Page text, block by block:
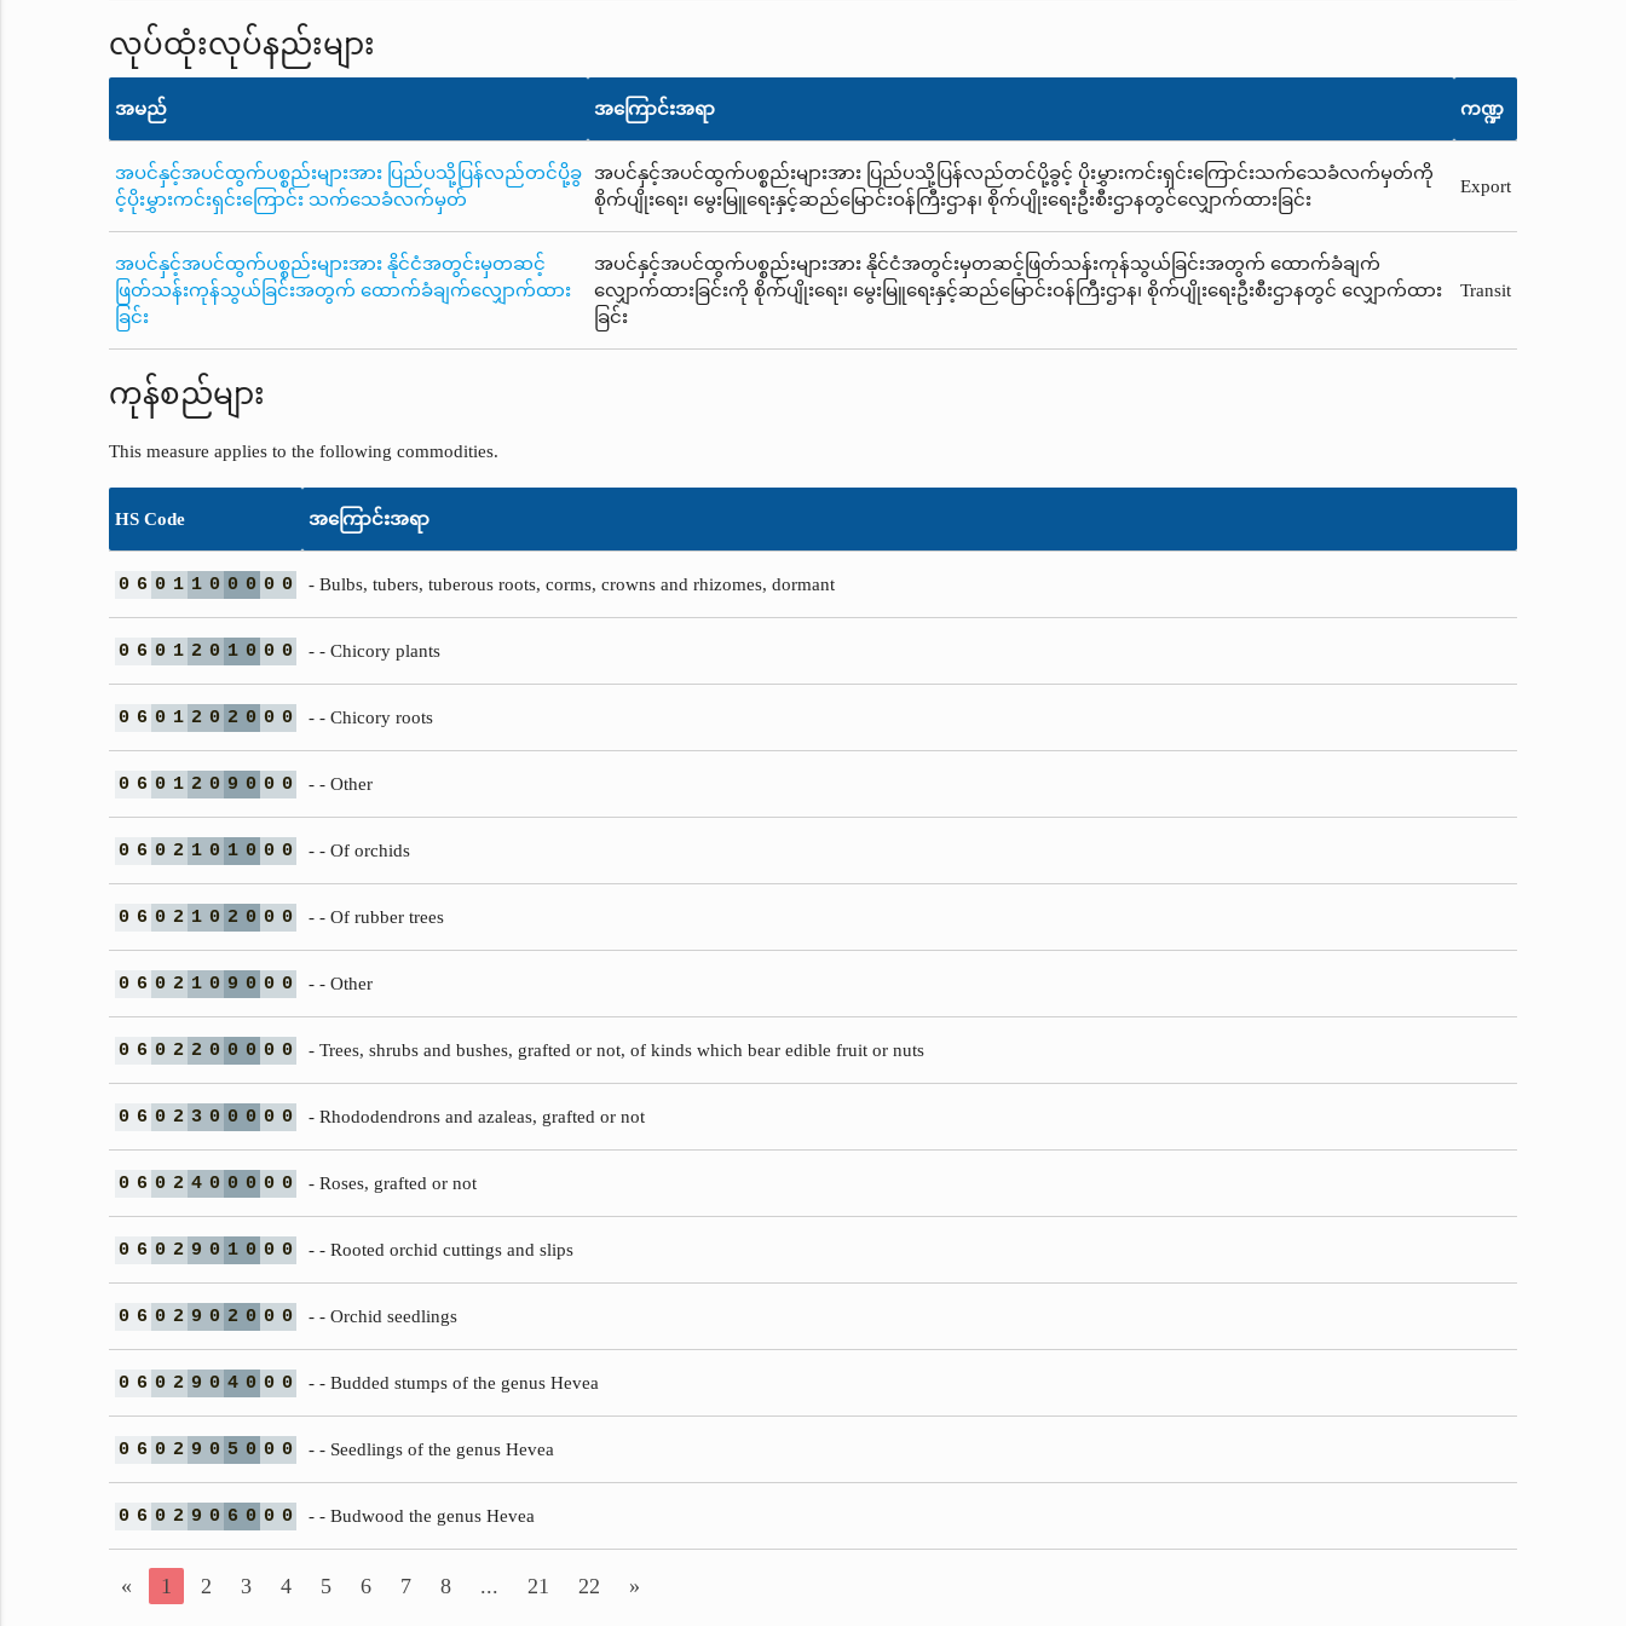
လုပ်ထုံးလုပ်နည်းများ
အမည် အကြောင်းအရာ ကဏ္ဍ
အပင်နှင့်အပင်ထွက်ပစ္စည်းများအား ပြည်ပသို့ပြန်လည်တင်ပို့ခွ
င့်ပိုးမွှားကင်းရှင်းကြောင်း သက်သေခံလက်မှတ်
အပင်နှင့်အပင်ထွက်ပစ္စည်းများအား ပြည်ပသို့ပြန်လည်တင်ပို့ခွင့် ပိုးမွှားကင်းရှင်းကြောင်းသက်သေခံလက်မှတ်ကို
စိုက်ပျိုးရေး၊ မွေးမြူရေးနှင့်ဆည်မြောင်းဝန်ကြီးဌာန၊ စိုက်ပျိုးရေးဦးစီးဌာနတွင်လျှောက်ထားခြင်း
Export
အပင်နှင့်အပင်ထွက်ပစ္စည်းများအား နိုင်ငံအတွင်းမှတဆင့်
ဖြတ်သန်းကုန်သွယ်ခြင်းအတွက် ထောက်ခံချက်လျှောက်ထား
ခြင်း
အပင်နှင့်အပင်ထွက်ပစ္စည်းများအား နိုင်ငံအတွင်းမှတဆင့်ဖြတ်သန်းကုန်သွယ်ခြင်းအတွက် ထောက်ခံချက်
လျှောက်ထားခြင်းကို စိုက်ပျိုးရေး၊ မွေးမြူရေးနှင့်ဆည်မြောင်းဝန်ကြီးဌာန၊ စိုက်ပျိုးရေးဦးစီးဌာနတွင် လျှောက်ထား
ခြင်း
Transit
ကုန်စည်များ
This measure applies to the following commodities.
HS Code အကြောင်းအရာ
0 6 0 1 1 0 0 0 0 0 - Bulbs, tubers, tuberous roots, corms, crowns and rhizomes, dormant
0 6 0 1 2 0 1 0 0 0 - - Chicory plants
0 6 0 1 2 0 2 0 0 0 - - Chicory roots
0 6 0 1 2 0 9 0 0 0 - - Other
0 6 0 2 1 0 1 0 0 0 - - Of orchids
0 6 0 2 1 0 2 0 0 0 - - Of rubber trees
0 6 0 2 1 0 9 0 0 0 - - Other
0 6 0 2 2 0 0 0 0 0 - Trees, shrubs and bushes, grafted or not, of kinds which bear edible fruit or nuts
0 6 0 2 3 0 0 0 0 0 - Rhododendrons and azaleas, grafted or not
0 6 0 2 4 0 0 0 0 0 - Roses, grafted or not
0 6 0 2 9 0 1 0 0 0 - - Rooted orchid cuttings and slips
0 6 0 2 9 0 2 0 0 0 - - Orchid seedlings
0 6 0 2 9 0 4 0 0 0 - - Budded stumps of the genus Hevea
0 6 0 2 9 0 5 0 0 0 - - Seedlings of the genus Hevea
0 6 0 2 9 0 6 0 0 0 - - Budwood the genus Hevea
« 1 2 3 4 5 6 7 8 ... 21 22 »